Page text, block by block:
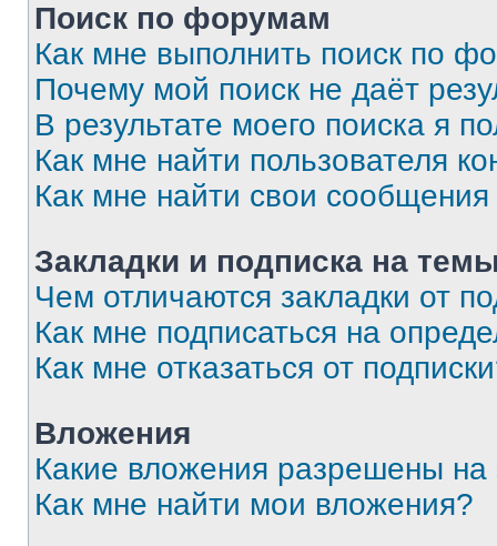
Поиск по форумам
Как мне выполнить поиск по
Почему мой поиск не даёт
В результате моего поиска я
Как мне найти пользователя
Как мне найти свои
Закладки и подписка на
Чем отличаются закладки от
Как мне подписаться на
Как мне отказаться от
Вложения
Какие вложения разрешены
Как мне найти мои вложения?